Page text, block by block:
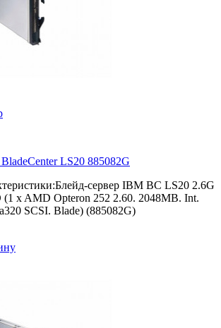
LS20 885082G
сервер IBM BC LS20 2.6G
x AMD Opteron 252 2.60. 2048MB. Int.
SCSI. Blade) (885082G)